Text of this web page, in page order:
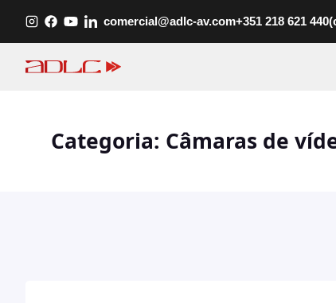
Saltar
para
conteúdo
comercial@adlc-av.com+351 218 621 440
Categoria: Câmaras de